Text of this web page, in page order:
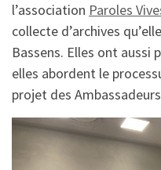
l’association Paroles
collecte d’archives
Bassens. Elles ont aussi
elles abordent le
projet des